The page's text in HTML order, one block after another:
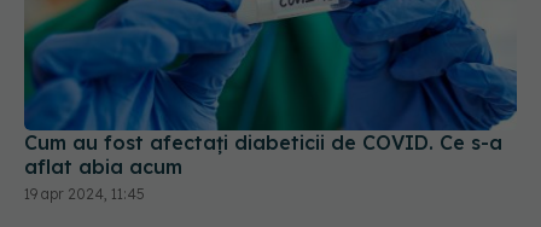
Cum au fost afectați diabeticii de COVID. Ce s-a
aflat abia acum
19 apr 2024, 11:45